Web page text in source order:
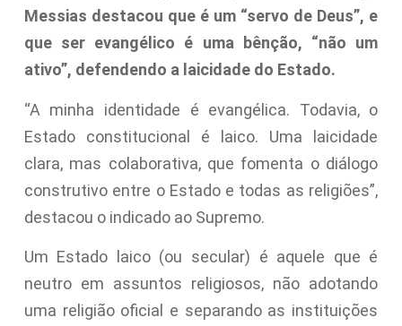
Messias destacou que é um “servo de Deus”, e
que ser evangélico é uma bênção, “não um
ativo”, defendendo a laicidade do Estado.
“A minha identidade é evangélica. Todavia, o
Estado constitucional é laico. Uma laicidade
clara, mas colaborativa, que fomenta o diálogo
construtivo entre o Estado e todas as religiões”,
destacou o indicado ao Supremo.
Um Estado laico (ou secular) é aquele que é
neutro em assuntos religiosos, não adotando
uma religião oficial e separando as instituições